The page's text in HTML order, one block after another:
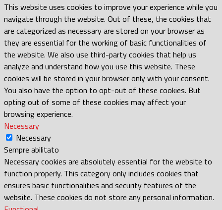
This website uses cookies to improve your experience while you
navigate through the website. Out of these, the cookies that
are categorized as necessary are stored on your browser as
they are essential for the working of basic functionalities of
the website. We also use third-party cookies that help us
analyze and understand how you use this website. These
cookies will be stored in your browser only with your consent.
You also have the option to opt-out of these cookies. But
opting out of some of these cookies may affect your
browsing experience.
Necessary
Necessary
Sempre abilitato
Necessary cookies are absolutely essential for the website to
function properly. This category only includes cookies that
ensures basic functionalities and security features of the
website. These cookies do not store any personal information.